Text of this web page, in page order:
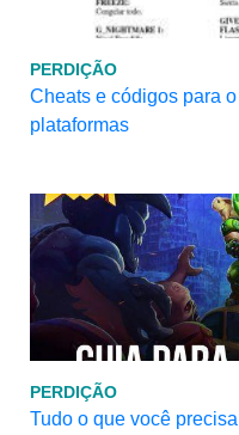
PERDIÇÃO
Cheats e códigos para
plataformas
PERDIÇÃO
Tudo o que você